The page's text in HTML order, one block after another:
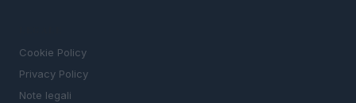
Cookie Policy
Privacy Policy
Note legali